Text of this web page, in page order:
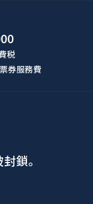
税
券服務費
鎖。